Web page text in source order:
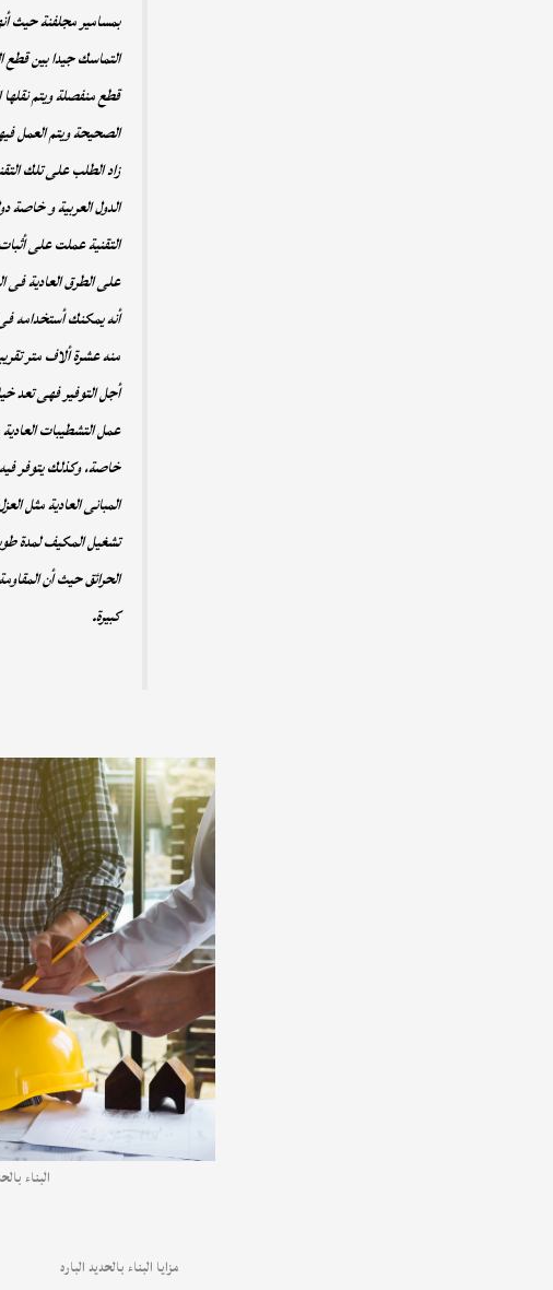
بمسامير مجلفنة حيث
التماسك جيدا بين قطع
قطع منفصلة ويتم نقلها
الصحيحة ويتم
زاد الطلب على تلك
الدول العربية و خاصة
التقنية عملت على
على الطرق العادية فى
أنه يمكنك أستخدامه فى
منه عشرة ألاف متر
أجل التوفير فهى تعد
عمل التشطيبات
خاصة، وكذلك يتوفر
المبانى العادية مثل
تشغيل المكيف لمدة
الحرائق حيث أن
كبيرة.
البناء
مزايا البناء بالحديد البارد